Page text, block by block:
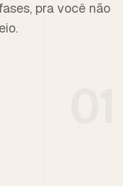
pra você não